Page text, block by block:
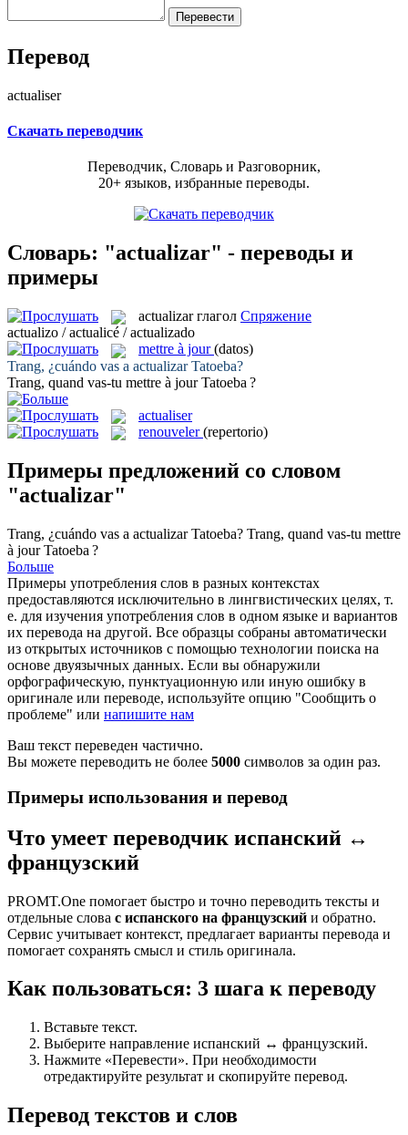
Перевод
actualiser
Скачать переводчик
Переводчик, Словарь и Разговорник,
20+ языков, избранные переводы.
Словарь: "actualizar" - переводы и
примеры
actualizar глагол Спряжение
actualizo / actualicé / actualizado
mettre à jour (datos)
Trang, ¿cuándo vas a actualizarTatoeba?
Trang, quand vas-tu mettre à jourTatoeba ?
actualiser
renouveler (repertorio)
Примеры предложений со словом
"actualizar"
Trang, ¿cuándo vas a actualizarTatoeba? Trang, quand vas-tu mettre
à jourTatoeba ?
Больше
Примеры употребления слов в разных контекстах
предоставляются исключительно в лингвистических целях, т.
е. для изучения употребления слов в одном языке и вариантов
их перевода на другой. Все образцы собраны автоматически
из открытых источников с помощью технологии поиска на
основе двуязычных данных. Если вы обнаружили
орфографическую, пунктуационную или иную ошибку в
оригинале или переводе, используйте опцию "Сообщить о
проблеме" или напишите нам
Ваш текст переведен частично.
Вы можете переводить не более 5000 символов за один раз.
Примеры использования и перевод
Что умеет переводчик испанский ↔
французский
PROMT.One помогает быстро и точно переводить тексты и
отдельные слова с испанского на французский и обратно.
Сервис учитывает контекст, предлагает варианты перевода и
помогает сохранять смысл и стиль оригинала.
Как пользоваться: 3 шага к переводу
Вставьте текст.
Выберите направление испанский ↔ французский.
Нажмите «Перевести». При необходимости
отредактируйте результат и скопируйте перевод.
Перевод текстов и слов